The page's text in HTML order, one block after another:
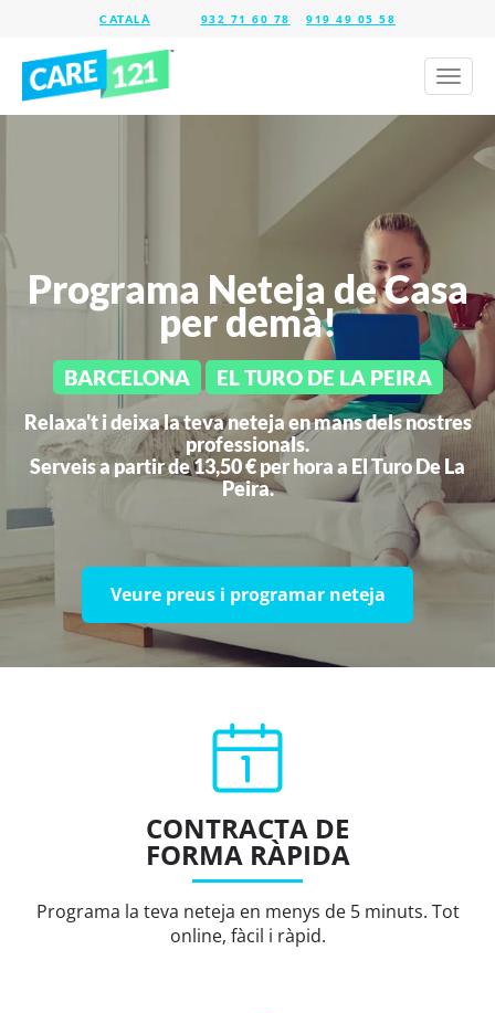
932 71 60 78 919 49 05 58
Toggle
Programa Neteja de Casa
per demà!
BARCELONA EL TURO DE LA PEIRA
Relaxa't i deixa la teva neteja en mans dels nostres
professionals.
Serveis a partir de 13,50 € per hora a El Turo De La
Peira.
Veure preus i programar neteja
CONTRACTA DE
FORMA RÀPIDA
Programa la teva neteja en menys de 5 minuts. Tot
online, fàcil i ràpid.